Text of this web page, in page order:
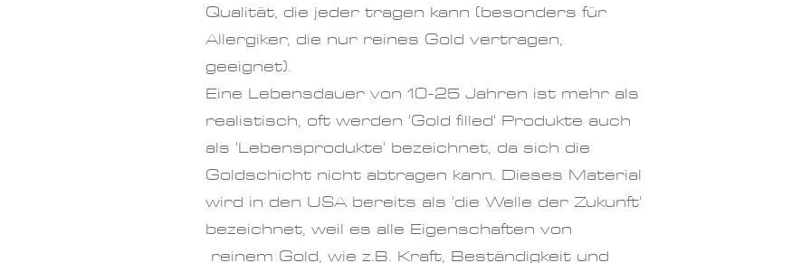
Qualität, die jeder tragen kann (besonders für
Allergiker, die nur reines Gold vertragen,
geeignet).
Eine Lebensdauer von 10-25 Jahren ist mehr als
realistisch, oft werden 'Gold filled' Produkte auch
als 'Lebensprodukte' bezeichnet, da sich die
Goldschicht nicht abtragen kann. Dieses Material
wird in den USA bereits als 'die Welle der Zukunft'
bezeichnet, weil es alle Eigenschaften von
reinem Gold, wie z.B. Kraft, Beständigkeit und